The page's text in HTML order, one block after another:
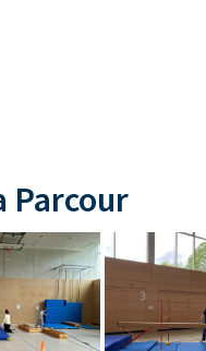
Parcour